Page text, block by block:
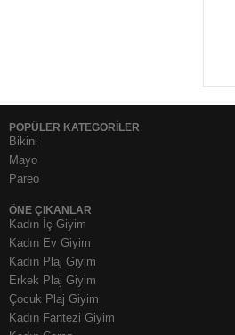
POPÜLER KATEGORİLER
Bikini
Mayo
Pareo
ÖNE ÇIKANLAR
Kadın İç Giyim
Kadın Ev Giyim
Kadın Plaj Giyim
Erkek Plaj Giyim
Çocuk Plaj Giyim
Kadın Fantezi Giyim